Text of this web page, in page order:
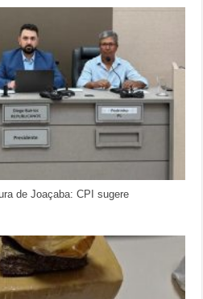
de Joaçaba: CPI sugere